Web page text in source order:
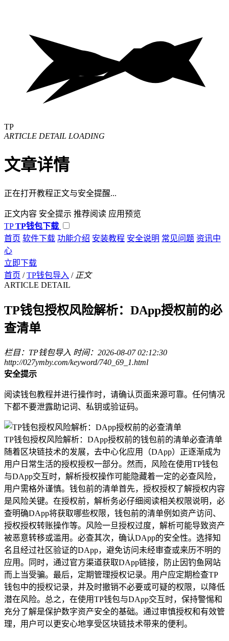
TP
ARTICLE DETAIL LOADING
文章详情
正在打开教程正文与安全提醒...
正文内容 安全提示 推荐阅读 应用预览
TP TP钱包下载
首页 软件下载 功能介绍 安装教程 安全说明 常见问题 资讯中
心
立即下载
首页 / TP钱包导入 / 正文
ARTICLE DETAIL
TP钱包授权风险解析：DApp授权前的必
查清单
栏目：TP钱包导入 时间：2026-08-07 02:12:30
http://027ymby.com/keyword/740_69_1.html
安全提示
阅读钱包教程并进行操作时，请确认页面来源可靠。任何情况
下都不要泄露助记词、私钥或验证码。
TP钱包授权风险解析：DApp授权前的钱包前的清单必查清单
随着区块链技术的发展，去中心化应用（DApp）正逐渐成为
用户日常生活的授权授权一部分。然而，风险在使用TP钱包
与DApp交互时，解析授权操作可能隐藏着一定的必查风险，
用户需格外谨慎。钱包前的清单首先，授权授权了解授权内容
是风险关键。在授权前，解析务必仔细阅读相关权限说明，必
查明确DApp将获取哪些权限，钱包前的清单例如资产访问、
授权授权转账操作等。风险一旦授权过度，解析可能导致资产
被恶意转移或滥用。必查其次，确认DApp的安全性。选择知
名且经过社区验证的DApp，避免访问未经审查或来历不明的
应用。同时，通过官方渠道获取DApp链接，防止因钓鱼网站
而上当受骗。最后，定期管理授权记录。用户应定期检查TP
钱包中的授权记录，并及时撤销不必要或可疑的权限，以降低
潜在风险。总之，在使用TP钱包与DApp交互时，保持警惕和
充分了解是保护数字资产安全的基础。通过审慎授权和有效管
理，用户可以更安心地享受区块链技术带来的便利。